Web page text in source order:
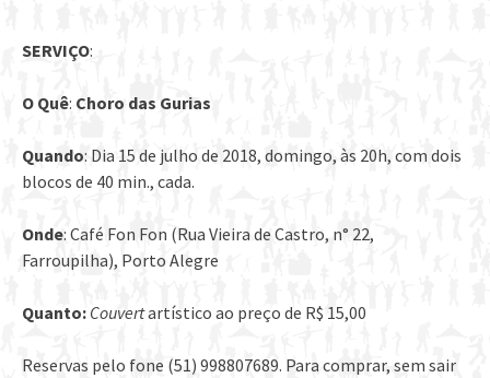
SERVIÇO:
O Quê: Choro das Gurias
Quando: Dia 15 de julho de 2018, domingo, às 20h, com dois
blocos de 40 min., cada.
Onde: Café Fon Fon (Rua Vieira de Castro, n° 22,
Farroupilha), Porto Alegre
Quanto: Couvertartístico ao preço de R$ 15,00
Reservas pelo fone (51) 998807689. Para comprar, sem sair